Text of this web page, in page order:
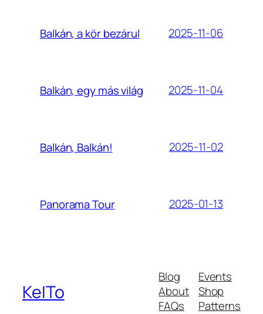
Balkán, a kör bezárul 2025-11-06
Balkán, egy más világ 2025-11-04
Balkán, Balkán! 2025-11-02
Panorama Tour 2025-01-13
KeITo
Blog
About
FAQs
Events
Shop
Patterns